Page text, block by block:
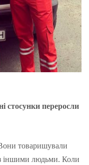
стосунки переросли
товаришували
з іншими людьми. Коли